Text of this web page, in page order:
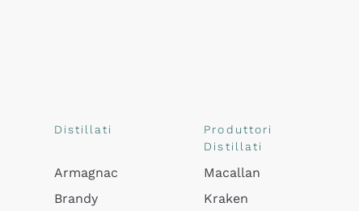
Distillati
Armagnac
Brandy
Produttori
Distillati
Macallan
Kraken